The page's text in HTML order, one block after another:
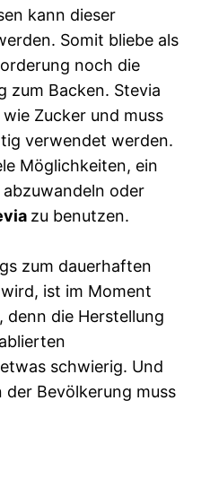
kann dieser
Somit bliebe als
noch die
zum Backen. Stevia
Zucker und muss
verwendet werden.
Möglichkeiten, ein
oder
zu benutzen.
zum dauerhaften
ist im Moment
die Herstellung
schwierig. Und
Bevölkerung muss